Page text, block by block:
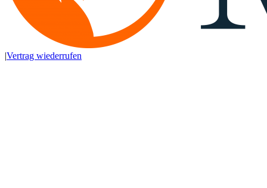
|Vertrag wiederrufen